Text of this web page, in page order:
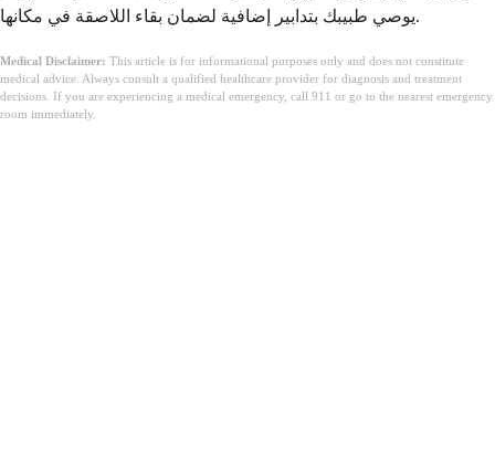
يوصي طبيبك بتدابير إضافية لضمان بقاء اللاصقة في مكانها.
Medical Disclaimer: This article is for informational purposes only and does not constitute
medical advice. Always consult a qualified healthcare provider for diagnosis and treatment
decisions. If you are experiencing a medical emergency, call 911 or go to the nearest emergency
room immediately.